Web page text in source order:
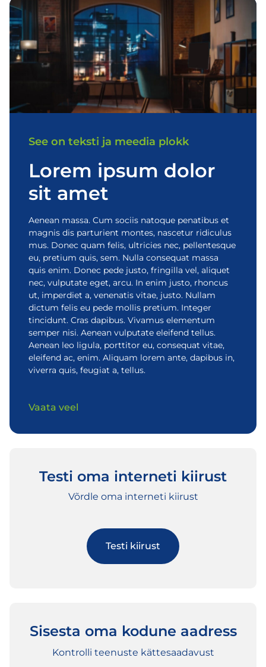
See on teksti ja meedia plokk
Lorem ipsum dolor
sit amet
Aenean massa. Cum sociis natoque penatibus et
magnis dis parturient montes, nascetur ridiculus
mus. Donec quam felis, ultricies nec, pellentesque
eu, pretium quis, sem. Nulla consequat massa
quis enim. Donec pede justo, fringilla vel, aliquet
nec, vulputate eget, arcu. In enim justo, rhoncus
ut, imperdiet a, venenatis vitae, justo. Nullam
dictum felis eu pede mollis pretium. Integer
tincidunt. Cras dapibus. Vivamus elementum
semper nisi. Aenean vulputate eleifend tellus.
Aenean leo ligula, porttitor eu, consequat vitae,
eleifend ac, enim. Aliquam lorem ante, dapibus in,
viverra quis, feugiat a, tellus.
Vaata veel
Testi oma interneti kiirust
Võrdle oma interneti kiirust
Testi kiirust
Sisesta oma kodune aadress
Kontrolli teenuste kättesaadavust